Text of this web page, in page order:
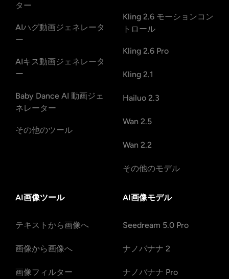
ター
AIハグ動画ジェネレータ
ー
AIキス動画ジェネレータ
ー
Baby Dance AI 動画ジェ
ネレーター
その他のツール
Kling 2.6 モーションコン
トロール
Kling 2.6 Pro
Kling 2.1
Hailuo 2.3
Wan 2.5
Wan 2.2
その他のモデル
AI画像ツール
テキストから画像へ
画像から画像へ
画像フィルター
AI画像モデル
Seedream 5.0 Pro
ナノバナナ 2
ナノバナナ Pro